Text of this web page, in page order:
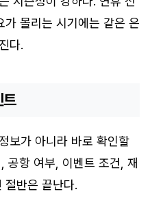
몰리는 시기에는 같은 은
다.
트
보가 아니라 바로 확인할
공항 여부, 이벤트 조건, 재
절반은 끝난다.